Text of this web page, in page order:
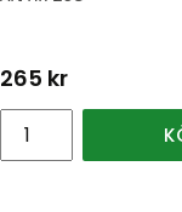
265 kr